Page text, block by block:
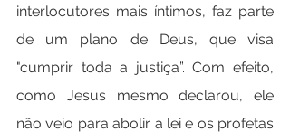
interlocutores mais íntimos, faz parte
de um plano de Deus, que visa
"cumprir toda a justiça”. Com efeito,
como Jesus mesmo declarou, ele
não veio para abolir a lei e os profetas